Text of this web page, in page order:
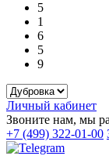
5
1
6
5
9
Личный кабинет
Звоните нам, мы
+7 (499) 322-01-00